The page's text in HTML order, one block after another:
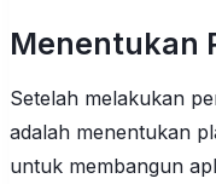
Menentukan
Setelah melakukan
adalah menentukan
untuk membangun